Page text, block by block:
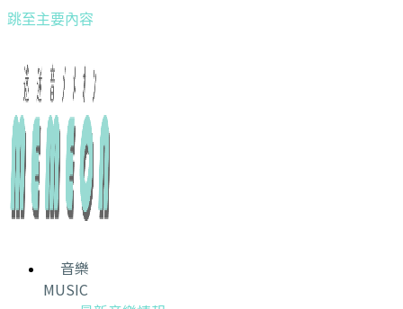
跳至主要內容
音樂
MUSIC